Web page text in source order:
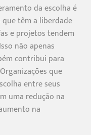
da escolha é
têm a liberdade
e projetos tendem
não apenas
contribui para
que
entre seus
uma redução na
na